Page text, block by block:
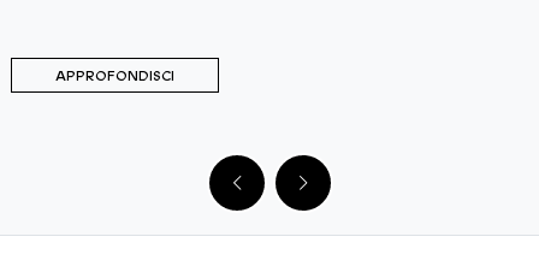
APPROFONDISCI